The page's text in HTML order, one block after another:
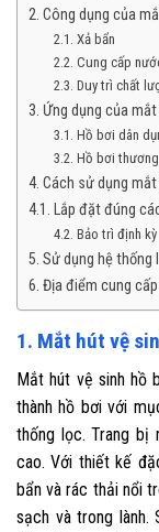
2. Công dụng của
2.1. Xả bẩn
2.2. Cung cấp
2.3. Duy trì chất
3. Ứng dụng của
3.1. Hồ bơi dân
3.2. Hồ bơi
4. Cách sử dụng
4.1. Lắp đặt đúng
4.2. Bảo trì định kỳ
5. Sử dụng hệ thống
6. Địa điểm cung
1. Mắt hút vệ
Mắt hút vệ sinh hồ
thành hồ bơi với
thống lọc. Trang bị
cao. Với thiết kế
bẩn và rác thải nổi
sạch và trong